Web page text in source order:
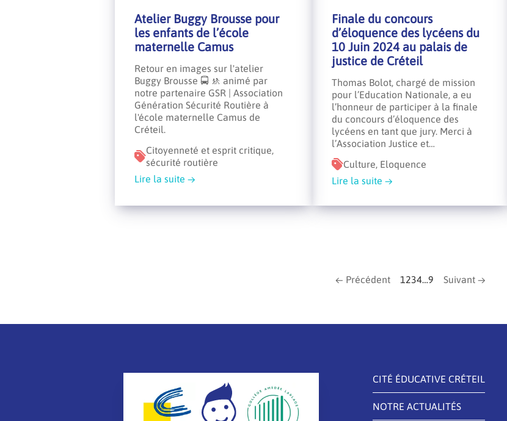
Atelier Buggy Brousse pour
les enfants de l’école
maternelle Camus
Retour en images sur l'atelier
Buggy Brousse 🚍 🚸 animé par
notre partenaire GSR | Association
Génération Sécurité Routière à
l'école maternelle Camus de
Créteil.
Citoyenneté et esprit critique,
sécurité routière
Lire la suite
Finale du concours
d’éloquence des lycéens du
10 Juin 2024 au palais de
justice de Créteil
Thomas Bolot, chargé de mission
pour l’Education Nationale, a eu
l’honneur de participer à la finale
du concours d’éloquence des
lycéens en tant que jury. Merci à
l’Association Justice et…
Culture, Eloquence
Lire la suite
← Précédent 1 234 9 Suivant →
CITÉ ÉDUCATIVE CRÉTEIL
NOTRE ACTUALITÉS